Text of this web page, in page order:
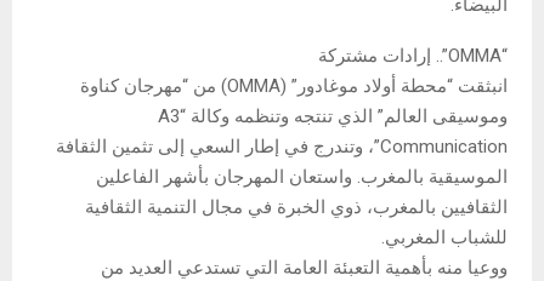
البيضاء.
“OMMA”.. إرادات مشتركة
انبثقت “محطة أولاد موغادور” (OMMA) من “مهرجان كناوة
وموسيقى العالم” الذي تنتجه وتنظمه وكالة “A3
Communication”، وتندرج في إطار السعي إلى تثمين الثقافة
الموسيقية بالمغرب. واستعان المهرجان بأشهر الفاعلين
الثقافيين بالمغرب، ذوي الخبرة في مجال التنمية الثقافية
للشباب المغربي.
ووعيا منه بأهمية التعبئة العامة التي تستدعي العديد من